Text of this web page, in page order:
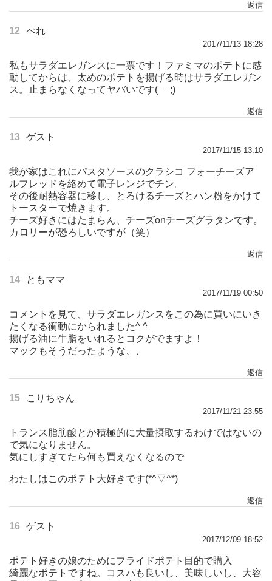
返信
12 べれ
2017/11/13 18:28
私もサラダエレガンスに一票です！ファミマのポテトに感
動してからは、太めのポテトを揚げる時はサラダエレガン
ス。止まらなくなってヤバいです(ｰ ｰ;)
返信
13 ゲスト
2017/11/15 13:10
我が家はこれにパスタソースのクラシコ フォーチーズア
ルフレッドを絡めて電子レンジでチン。
その後耐熱容器に移し、とろけるチーズとパン粉をかけて
トースターで焼きます。
チーズ好きにはたまらん、チーズonチーズグラタンです。
カロリーが恐ろしいですが（笑）
返信
14 ともママ
2017/11/19 00:50
コメントを見て、サラダエレガンスをこの為に買いにいき
たくなる衝動にかられました^ ^
揚げる油に牛脂をいれるとコクがでますよ！
マックもそうだったような、、
返信
15 こりちゃん
2017/11/21 23:55
トランス脂肪酸とか積極的に大量摂取するわけではないの
で気になりません。
気にしすぎてたら何も買えなくなるので
わたしはこのポテト大好きです(*^▽^*)
返信
16 ゲスト
2017/12/09 18:52
ポテト好きの娘のためにフライドポテト目的で購入
綺麗なポテトですね。コスパも良いし、美味しいし、大容